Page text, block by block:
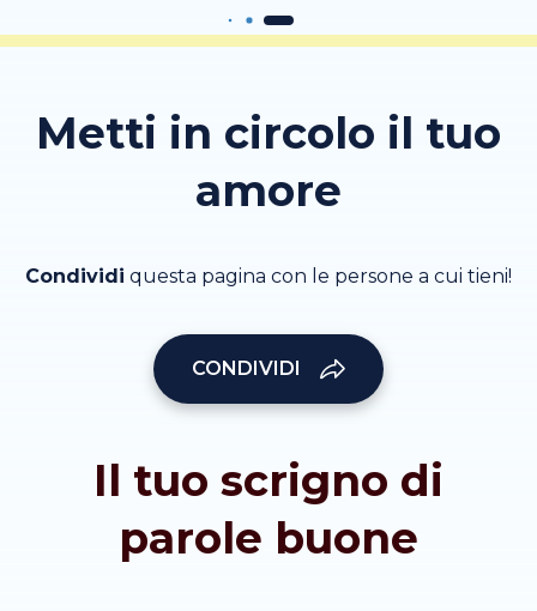
Metti in circolo il tuo
amore
Condividi questa pagina con le persone a cui tieni!
CONDIVIDI
Il tuo scrigno di
parole buone